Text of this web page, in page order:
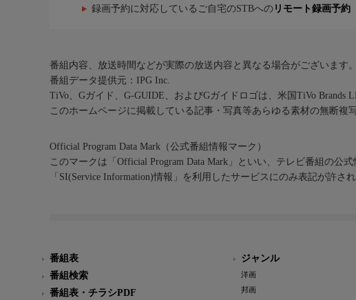
録画予約に対応しているご自宅のSTBへの リモート録画予約
番組内容、放送時間などが実際の放送内容と異なる場合がございます。
番組データ提供元：IPG Inc.
TiVo、Gガイド、G-GUIDE、およびGガイドロゴは、米国TiVo
このホームページに掲載している記事・写真等あらゆる素材の無断複
Official Program Data Mark（公式番組情報マーク）
このマークは「Official Program Data Mark」といい、テレビ番組の公式
「SI(Service Information)情報」を利用したサービスにのみ表記が許さ
番組表
番組検索
番組表・チラシPDF
ジャンル
洋画
邦画